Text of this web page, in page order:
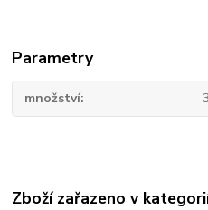
Parametry
množství
Zboží zařazeno v